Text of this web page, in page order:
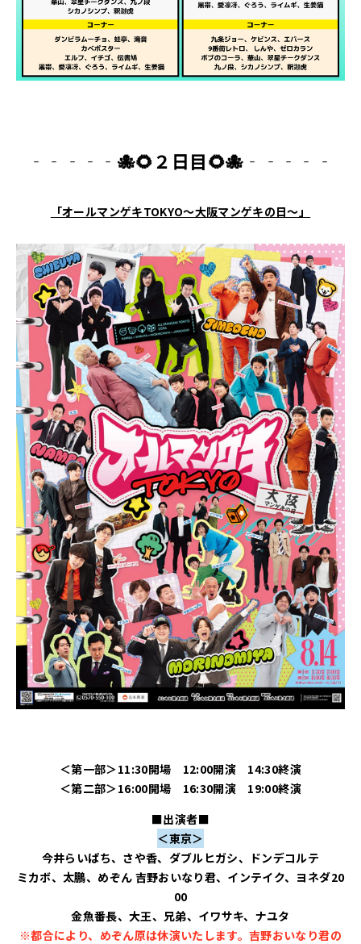
‐‐‐‐ ‐ 🐙🌻２日目🌻🐙 ‐‐‐‐ ‐
「オールマンゲキTOKYO～大阪マンゲキの日～」
＜第一部＞11:30開場 12:00開演 14:30終演
＜第二部＞16:00開場 16:30開演 19:00終演
■出演者■
＜東京＞
今井らいぱち、さや香、ダブルヒガシ、ドンデコルテ
ミカボ、太鵬、めぞん 吉野おいなり君、インテイク、ヨネダ20
00
金魚番長、大王、兄弟、イワサキ、ナユタ
※都合により、めぞん原は休演いたします。吉野おいなり君の